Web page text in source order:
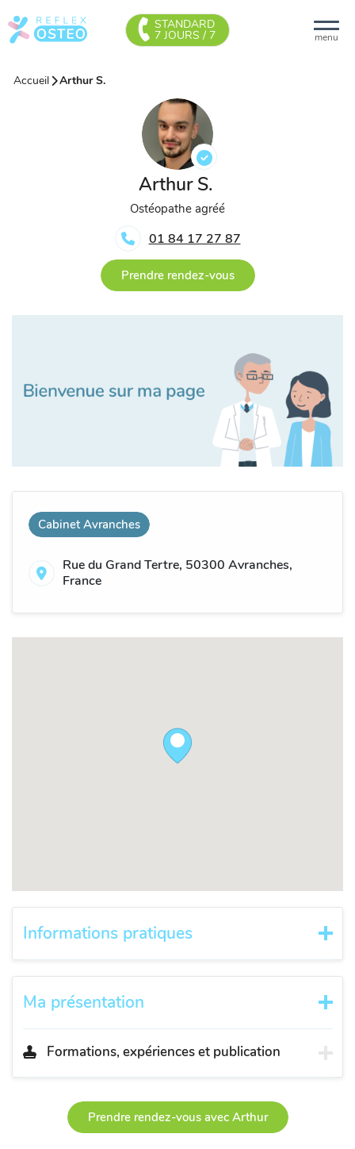
menu
STANDARD
7 JOURS / 7
Accueil Arthur S.
Arthur S.
Ostéopathe agréé
01 84 17 27 87
Prendre rendez-vous
Cabinet Avranches
Rue du Grand Tertre, 50300 Avranches,
France
Informations pratiques
Ma présentation
Formations, expériences et publication
Prendre rendez-vous avec Arthur